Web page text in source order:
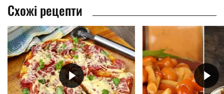
Схожі рецепти